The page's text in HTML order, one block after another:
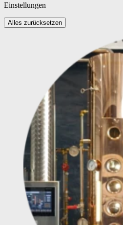
Einstellungen
Alles zurücksetzen